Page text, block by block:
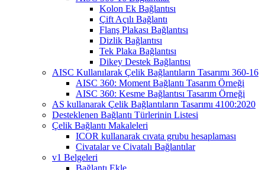
Kolon Ek Bağlantısı
Çift Açılı Bağlantı
Flanş Plakası Bağlantısı
Dizlik Bağlantısı
Tek Plaka Bağlantısı
Dikey Destek Bağlantısı
AISC Kullanılarak Çelik Bağlantıların Tasarımı 360-16
AISC 360: Moment Bağlantı Tasarım Örneği
AISC 360: Kesme Bağlantısı Tasarım Örneği
AS kullanarak Çelik Bağlantıların Tasarımı 4100:2020
Desteklenen Bağlantı Türlerinin Listesi
Çelik Bağlantı Makaleleri
ICOR kullanarak cıvata grubu hesaplaması
Civatalar ve Civatalı Bağlantılar
v1 Belgeleri